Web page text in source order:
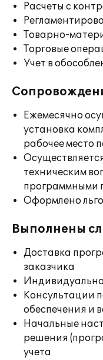
Расчеты с
Товарно-
Торговые
Учет в
Ежемесячно
установка
рабочее место
техническим
программными
Оформлено
Выполнены
Доставка
заказчика
Консультации
обеспечения и
Начальные
решения
учета